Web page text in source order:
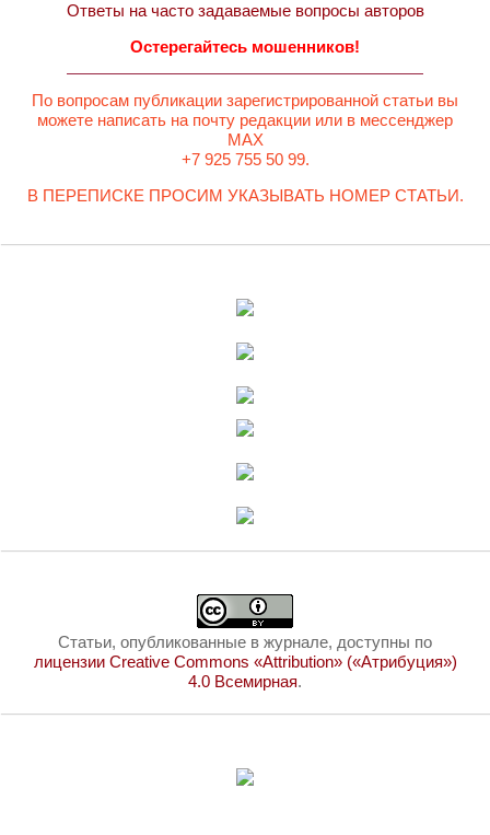
Ответы на часто задаваемые вопросы авторов
Остерегайтесь мошенников!
По вопросам публикации зарегистрированной статьи вы
можете написать на почту редакции или в мессенджер
MAX
+7 925 755 50 99.
В ПЕРЕПИСКЕ ПРОСИМ УКАЗЫВАТЬ НОМЕР СТАТЬИ.
Статьи, опубликованные в журнале, доступны по
лицензии Creative Commons «Attribution» («Атрибуция»)
4.0 Всемирная.